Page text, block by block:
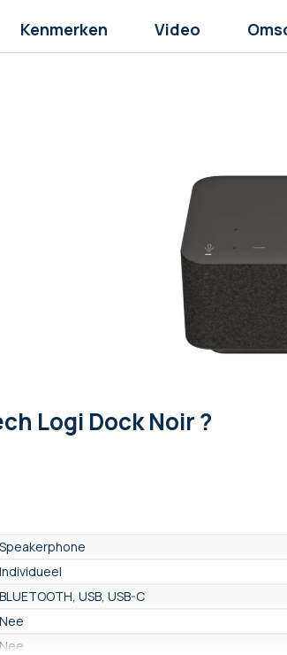
Kenmerken Video
Logi Dock Noir ?
Speakerphone
Individueel
BLUETOOTH, USB, USB-C
Nee
Nee